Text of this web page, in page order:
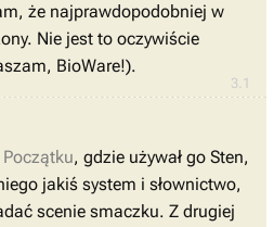
3.1
że najprawdopodobniej w
Nie jest to oczywiście
BioWare!).
Początku, gdzie używał go Sten,
jakiś system i słownictwo,
scenie smaczku. Z drugiej